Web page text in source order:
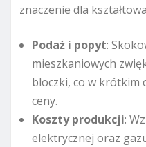
znaczenie dla
Podaż i popyt:
mieszkaniowych
bloczki, co w krótkim
ceny.
Koszty produkcji:
elektrycznej oraz